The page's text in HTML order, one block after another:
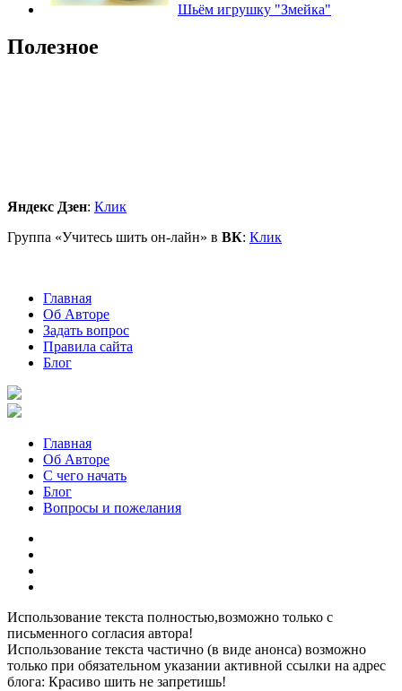
Шьём игрушку "Змейка"
Полезное
Яндекс Дзен: Клик
Группа «Учитесь шить он-лайн» в ВК: Клик
Главная
Об Авторе
Задать вопрос
Правила сайта
Блог
Главная
Об Авторе
С чего начать
Блог
Вопросы и пожелания
Использование текста полностью,возможно только с
письменного согласия автора!
Использование текста частично (в виде анонса) возможно
только при обязательном указании активной ссылки на адрес
блога: Красиво шить не запретишь!